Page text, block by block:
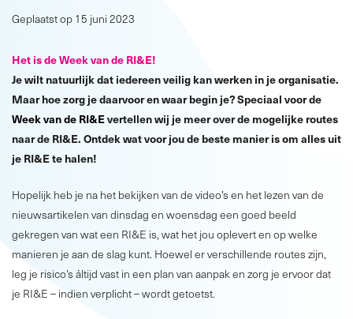
Geplaatst op 15 juni 2023
Het is de Week van de RI&E!
Je wilt natuurlijk dat iedereen veilig kan werken in je organisatie.
Maar hoe zorg je daarvoor en waar begin je? Speciaal voor de
Week van de RI&Evertellen wij je meer over de mogelijke routes
naar de RI&E. Ontdek wat voor jou de beste manier is om alles uit
je RI&E te halen!
Hopelijk heb je na het bekijken van de video’s en het lezen van de
nieuwsartikelen van dinsdag en woensdag een goed beeld
gekregen van wat een RI&E is, wat het jou oplevert en op welke
manieren je aan de slag kunt. Hoewel er verschillende routes zijn,
leg je risico’s áltijd vast in een plan van aanpak en zorg je ervoor dat
je RI&E – indien verplicht – wordt getoetst.